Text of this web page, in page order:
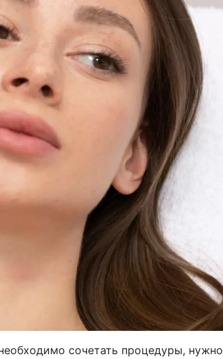
сочетать процедуры,